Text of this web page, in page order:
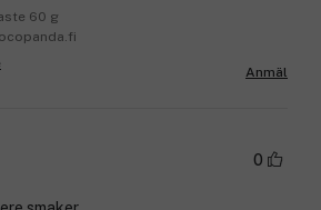
60 g
Anmäl
0